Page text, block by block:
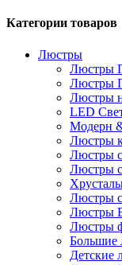
Категории товаров
Люстры
Люстры
Люстры
Люстры
LED
Модерн
Люстры
Люстры
Люстры
Люстры
Люстры
Люстры
Большие
Детские